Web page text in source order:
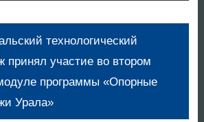
технологический
принял участие во втором
программы «Опорные
Урала»